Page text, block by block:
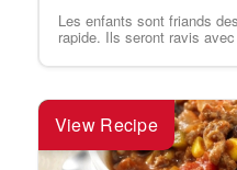
Les enfants sont friands
rapide. Ils seront ravis
View Recipe